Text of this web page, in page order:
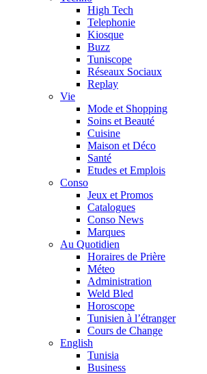
High Tech
Telephonie
Kiosque
Buzz
Tuniscope
Réseaux Sociaux
Replay
Vie
Mode et Shopping
Soins et Beauté
Cuisine
Maison et Déco
Santé
Etudes et Emplois
Conso
Jeux et Promos
Catalogues
Conso News
Marques
Au Quotidien
Horaires de Prière
Méteo
Administration
Weld Bled
Horoscope
Tunisien à l’étranger
Cours de Change
English
Tunisia
Business